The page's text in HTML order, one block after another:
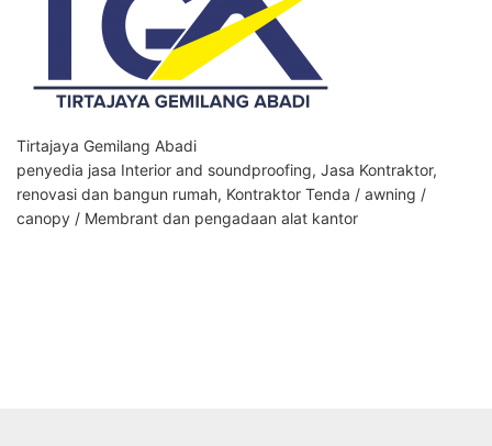
Tirtajaya Gemilang Abadi
penyedia jasa Interior and soundproofing, Jasa Kontraktor,
renovasi dan bangun rumah, Kontraktor Tenda / awning /
canopy / Membrant dan pengadaan alat kantor